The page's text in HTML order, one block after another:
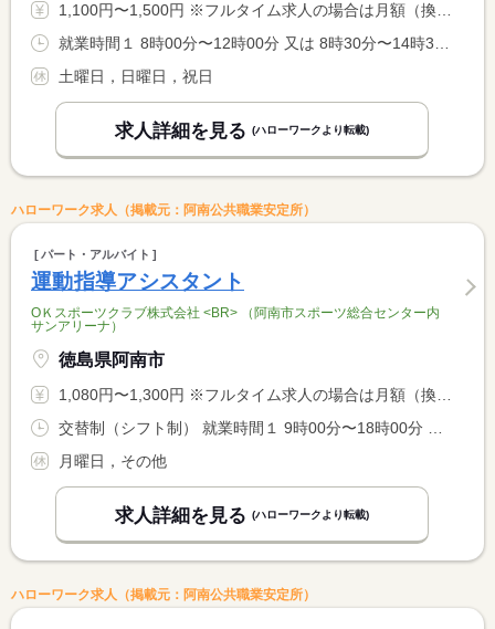
1,100円〜1,500円 ※フルタイム求人の場合は月額（換算額）、パート求人の場合は時間額を表示しています。
土曜日，日曜日，祝日
求人詳細を見る (ハローワークより転載)
ハローワーク求人（掲載元：阿南公共職業安定所）
パート・アルバイト
運動指導アシスタント
ОＫスポーツクラブ株式会社 <BR> （阿南市スポーツ総合センター内
サンアリーナ）
徳島県阿南市
1,080円〜1,300円 ※フルタイム求人の場合は月額（換算額）、パート求人の場合は時間額を表示しています。
月曜日，その他
求人詳細を見る (ハローワークより転載)
ハローワーク求人（掲載元：阿南公共職業安定所）